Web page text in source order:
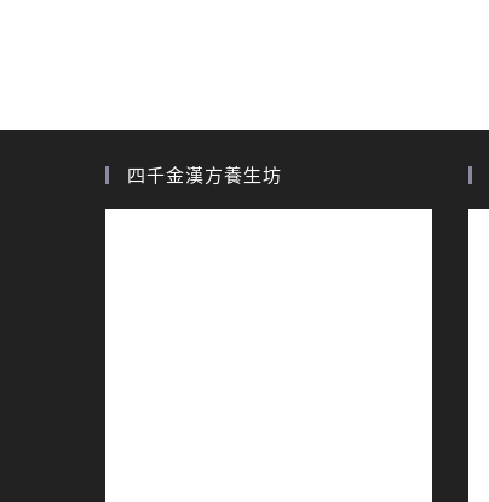
四千金漢方養生坊